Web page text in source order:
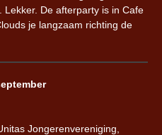
De afterparty is in Cafe
je langzaam richting de
Jongerenvereniging,